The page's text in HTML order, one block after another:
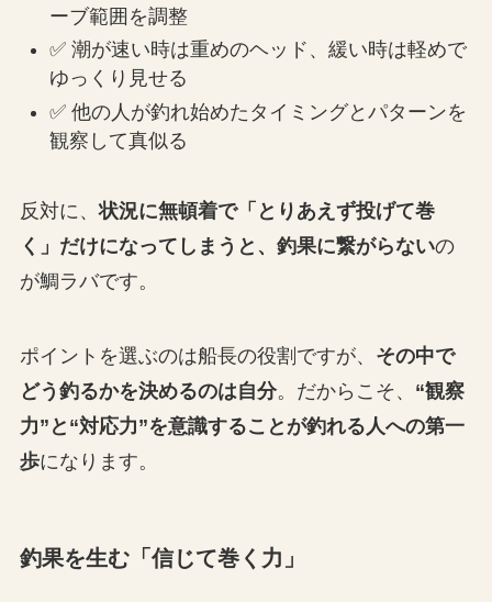
ーブ範囲を調整
✅ 潮が速い時は重めのヘッド、緩い時は軽めで
ゆっくり見せる
✅ 他の人が釣れ始めたタイミングとパターンを
観察して真似る
反対に、状況に無頓着で「とりあえず投げて巻
く」だけになってしまうと、釣果に繋がらないの
が鯛ラバです。
ポイントを選ぶのは船長の役割ですが、 その中で
どう釣るかを決めるのは自分。だからこそ、 “観察
力”と“対応力”を意識することが釣れる人への第一
歩になります。
釣果を生む「信じて巻く力」